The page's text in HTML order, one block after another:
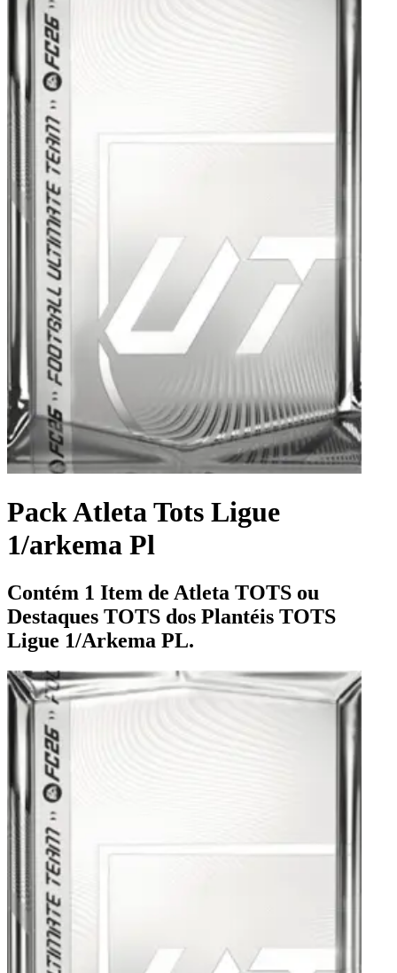
Pack Atleta Tots Ligue
1/arkema Pl
Contém 1 Item de Atleta TOTS ou
Destaques TOTS dos Plantéis TOTS
Ligue 1/Arkema PL.